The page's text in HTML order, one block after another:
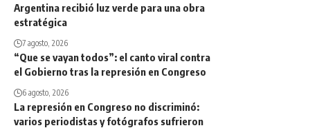
Argentina recibió luz verde para una obra
estratégica
7 agosto, 2026
“Que se vayan todos”: el canto viral contra
el Gobierno tras la represión en Congreso
6 agosto, 2026
La represión en Congreso no discriminó:
varios periodistas y fotógrafos sufrieron